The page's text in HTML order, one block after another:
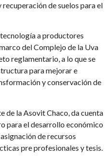
de suelos para el
a productores
del Complejo de la Uva
reglamentario, a lo que se
para mejorar e
y conservación de
de la Asovit Chaco, da cuenta
para el desarrollo económico
de recursos
pre profesionales y tesis.